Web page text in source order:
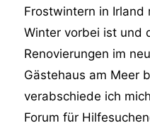
Frostwintern in
Winter vorbei ist und
Renovierungen im
Gästehaus am Meer
verabschiede ich
Forum für